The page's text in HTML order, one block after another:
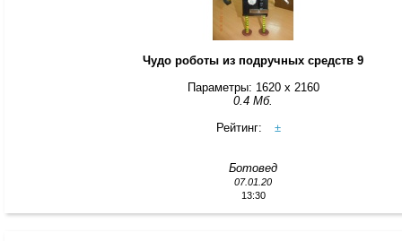
Чудо роботы из подручных средств 9
Параметры: 1620 x 2160
0.4 Мб.
Рейтинг:
±
Ботовед
07.01.20
13:30